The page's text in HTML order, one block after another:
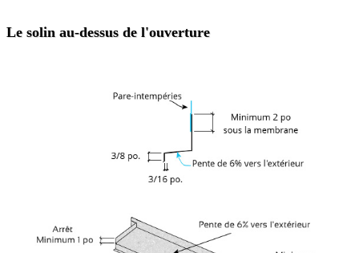
Le solin au-dessus de l'ouverture